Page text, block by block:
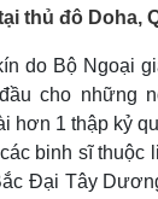
thủ đô Doha,
do Bộ Ngoại
cho những
hơn 1 thập kỷ
binh sĩ thuộc
Đại Tây